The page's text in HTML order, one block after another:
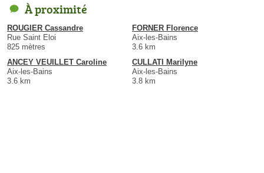
À proximité
ROUGIER Cassandre
Rue Saint Eloi
825 mètres
FORNER Florence
Aix-les-Bains
3.6 km
ANCEY VEUILLET Caroline
Aix-les-Bains
3.6 km
CULLATI Marilyne
Aix-les-Bains
3.8 km